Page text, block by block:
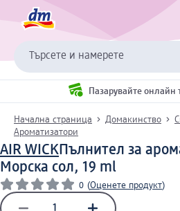
Търсете и намерете
Пазарувайте онлайн
Начална страница Домакинство
Ароматизатори
AIR WICKПълнител за
Морска сол, 19 ml
0 (Оценете продукт)